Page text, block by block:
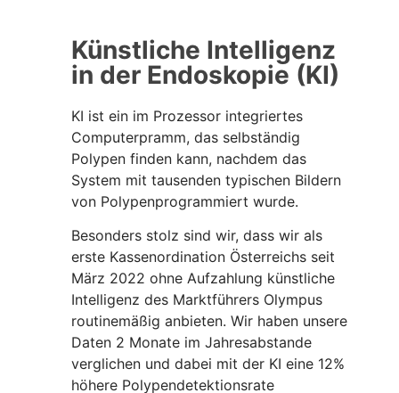
Künstliche Intelligenz
in der Endoskopie (KI)
KI ist ein im Prozessor integriertes
Computerpramm, das selbständig
Polypen finden kann, nachdem das
System mit tausenden typischen Bildern
von Polypenprogrammiert wurde.
Besonders stolz sind wir, dass wir als
erste Kassenordination Österreichs seit
März 2022 ohne Aufzahlung künstliche
Intelligenz des Marktführers Olympus
routinemäßig anbieten. Wir haben unsere
Daten 2 Monate im Jahresabstande
verglichen und dabei mit der KI eine 12%
höhere Polypendetektionsrate